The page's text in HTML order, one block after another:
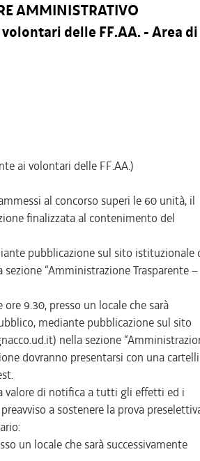
AMMINISTRATIVO
volontari delle FF.AA. - Area di
ai volontari delle FF.AA.)
al concorso superi le 60 unità, il
finalizzata al contenimento del
pubblicazione sul sito istituzionale
“Amministrazione Trasparente –
9.30, presso un locale che sarà
mediante pubblicazione sul sito
nella sezione
dovranno presentarsi con una
valore di notifica a tutti gli effetti ed i
a sostenere la prova
un locale che sarà successivamente